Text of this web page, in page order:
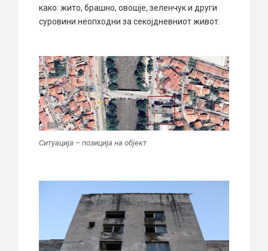
како: жито, брашно, овошје, зеленчук и други
суровини неопходни за секојдневниот живот.
Ситуација – позиција на објект